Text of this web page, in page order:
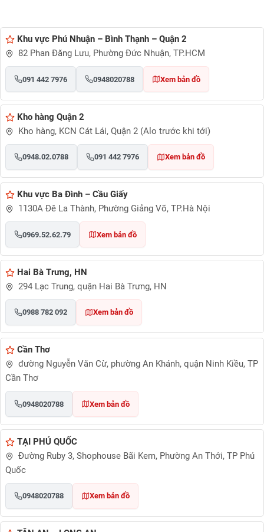
Khu vực Phú Nhuận – Bình Thạnh – Quận 2
82 Phan Đăng Lưu, Phường Đức Nhuận, TP.HCM
091 442 7976 0948020788 Xem bản đồ
Kho hàng Quận 2
Kho hàng, KCN Cát Lái, Quận 2 (Alo trước khi tới)
0948.02.0788 091 442 7976 Xem bản đồ
Khu vực Ba Đình – Cầu Giấy
1130A Đê La Thành, Phường Giảng Võ, TP.Hà Nội
0969.52.62.79 Xem bản đồ
Hai Bà Trưng, HN
294 Lạc Trung, quận Hai Bà Trưng, HN
0988 782 092 Xem bản đồ
Cần Thơ
đường Nguyễn Văn Cừ, phường An Khánh, quận Ninh Kiều, TP
Cần Thơ
0948020788 Xem bản đồ
TẠI PHÚ QUỐC
Đường Ruby 3, Shophouse Bãi Kem, Phường An Thới, TP Phú
Quốc
0948020788 Xem bản đồ